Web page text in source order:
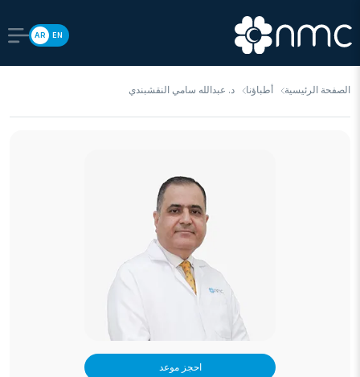
EN
AR
الصفحة الرئيسية أطباؤنا د. عبدالله سامي النقشبندي
احجز موعد